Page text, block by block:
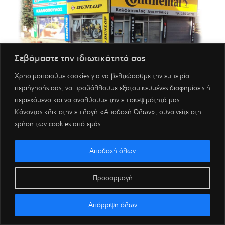
Σεβόμαστε την ιδιωτικότητά σας
Χρησιμοποιούμε cookies για να βελτιώσουμε την εμπειρία
περιήγησής σας, να προβάλλουμε εξατομικευμένες διαφημίσεις ή
περιεχόμενο και να αναλύουμε την επισκεψιμότητά μας.
Κάνοντας κλικ στην επιλογή «Αποδοχή Όλων», συναινείτε στη
χρήση των cookies από εμάς.
Προσαρμογή
Απόρριψη όλων
Αποδοχή όλων